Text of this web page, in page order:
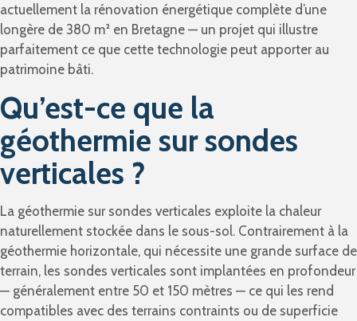
actuellement la rénovation énergétique complète d’une
longère de 380 m² en Bretagne — un projet qui illustre
parfaitement ce que cette technologie peut apporter au
patrimoine bâti.
Qu’est-ce que la
géothermie sur sondes
verticales ?
La géothermie sur sondes verticales exploite la chaleur
naturellement stockée dans le sous-sol. Contrairement à la
géothermie horizontale, qui nécessite une grande surface de
terrain, les sondes verticales sont implantées en profondeur
— généralement entre 50 et 150 mètres — ce qui les rend
compatibles avec des terrains contraints ou de superficie